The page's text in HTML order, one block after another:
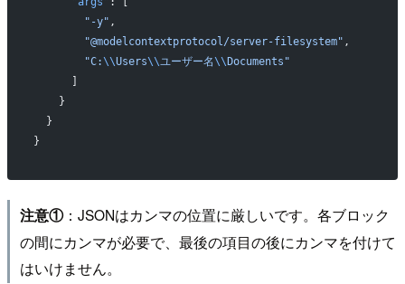
        "-y"
,
        "@modelcontextprotocol/server-filesystem"
,
        "C:
\\Users\\ユーザー名\\Documents"
      ]
    }
  }
}
注意①：JSONはカンマの位置に厳しいです。各ブロック
の間にカンマが必要で、最後の項目の後にカンマを付けて
はいけません。